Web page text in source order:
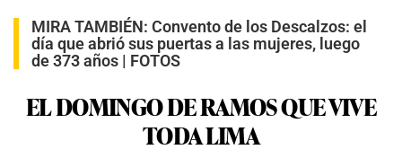
MIRA TAMBIÉN: Convento de los Descalzos: el
día que abrió sus puertas a las mujeres, luego
de 373 años | FOTOS
EL DOMINGO DE RAMOS QUE VIVE
TODA LIMA